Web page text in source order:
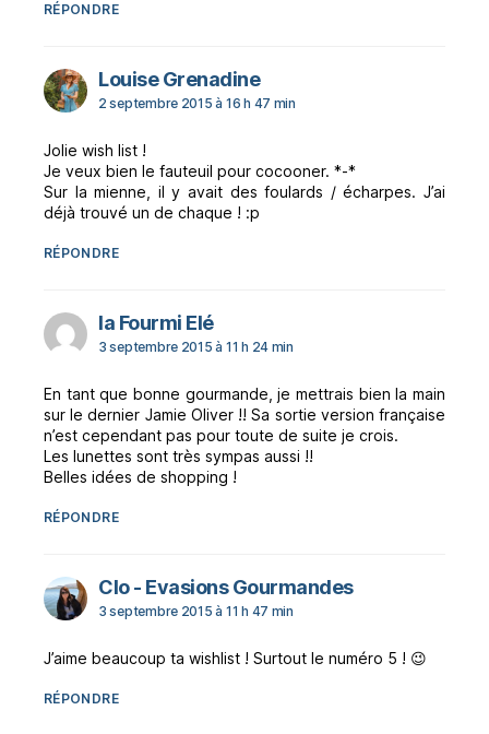
RÉPONDRE
Louise Grenadinedit :
2 septembre 2015 à 16 h 47 min
Jolie wish list !
Je veux bien le fauteuil pour cocooner. *-*
Sur la mienne, il y avait des foulards / écharpes. J’ai
déjà trouvé un de chaque ! :p
RÉPONDRE
la Fourmi Elédit :
3 septembre 2015 à 11 h 24 min
En tant que bonne gourmande, je mettrais bien la main
sur le dernier Jamie Oliver !! Sa sortie version française
n’est cependant pas pour toute de suite je crois.
Les lunettes sont très sympas aussi !!
Belles idées de shopping !
RÉPONDRE
Clo - Evasions Gourmandesdit :
3 septembre 2015 à 11 h 47 min
J’aime beaucoup ta wishlist ! Surtout le numéro 5 ! 😉
RÉPONDRE